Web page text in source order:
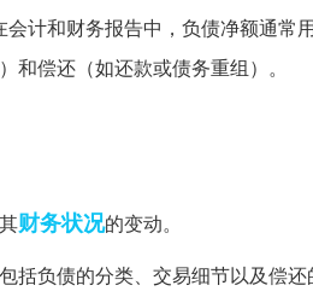
计和财务报告中，负债净额通常
偿还（如还款或债务重组）。
财务状况的变动。
负债的分类、交易细节以及偿